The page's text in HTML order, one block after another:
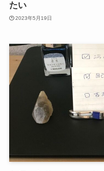
たい
2023年5月19日